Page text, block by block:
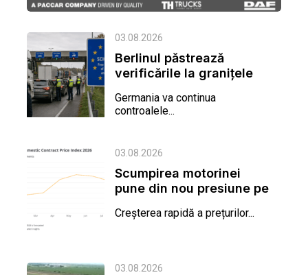
03.08.2026
Berlinul păstrează
verificările la granițele
septembrie
Germania va continua
controalele...
03.08.2026
Scumpirea motorinei
pune din nou presiune pe
din...
Creșterea rapidă a prețurilor...
03.08.2026